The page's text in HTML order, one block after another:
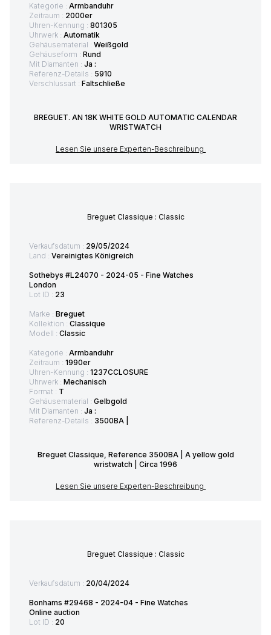
Kategorie : Armbanduhr
Zeitraum : 2000er
Uhren-Kennung : 801305
Uhrwerk : Automatik
Gehäusematerial : Weißgold
Gehäuseform : Rund
Mit Diamanten : Ja :
Referenz-Details : 5910
Verschlussart : Faltschließe
BREGUET. AN 18K WHITE GOLD AUTOMATIC CALENDAR
WRISTWATCH
Lesen Sie unsere Experten-Beschreibung
Breguet Classique : Classic
Verkaufsdatum : 29/05/2024
Land : Vereinigtes Königreich
Sothebys #L24070 - 2024-05 - Fine Watches
London
Lot ID : 23
Marke : Breguet
Kollektion : Classique
Modell : Classic
Kategorie : Armbanduhr
Zeitraum : 1990er
Uhren-Kennung : 1237CCLOSURE
Uhrwerk : Mechanisch
Format : T
Gehäusematerial : Gelbgold
Mit Diamanten : Ja :
Referenz-Details : 3500BA |
Breguet Classique, Reference 3500BA | A yellow gold
wristwatch | Circa 1996
Lesen Sie unsere Experten-Beschreibung
Breguet Classique : Classic
Verkaufsdatum : 20/04/2024
Bonhams #29468 - 2024-04 - Fine Watches
Online auction
Lot ID : 20